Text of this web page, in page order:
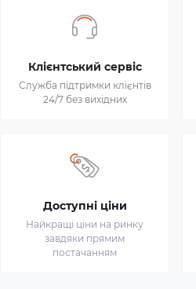
Клієнтський сервіс
Служба підтримки клієнтів
24/7 без вихідних
Доступні ціни
Найкращі ціни на ринку
завдяки прямим
постачанням